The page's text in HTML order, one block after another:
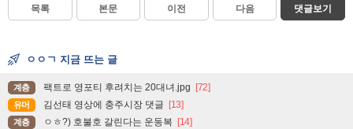
목록 본문 이전 다음 댓글보기
ㅇㅇㄱ 지금 뜨는 글
계층 팩트로 영포티 후려치는 20대녀.jpg [72]
유머 김선태 영상에 충주시장 댓글 [13]
계층 ㅇㅎ?) 호불호 갈린다는 운동복 [14]